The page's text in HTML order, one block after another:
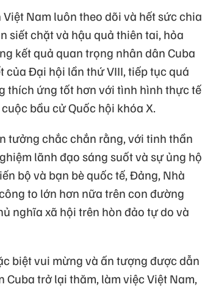
Nam luôn theo dõi và hết sức chia
siết chặt và hậu quả thiên tai, hỏa
kết quả quan trọng nhân dân Cuba
Đại hội lần thứ VIII, tiếp tục quá
thích ứng tốt hơn với tình hình thực tế
bầu cử Quốc hội khóa X.
tưởng chắc chắn rằng, với tinh thần
lãnh đạo sáng suốt và sự ủng hộ
bộ và bạn bè quốc tế, Đảng, Nhà
to lớn hơn nữa trên con đường
nghĩa xã hội trên hòn đảo tự do và
biệt vui mừng và ấn tượng được dẫn
trở lại thăm, làm việc Việt Nam,